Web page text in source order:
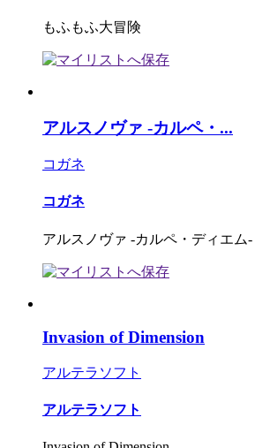
もふもふ大冒険
アルスノヴァ -カルペ・...
コガネ
コガネ
アルスノヴァ -カルペ・ディエム-
Invasion of Dimension
アルテラソフト
アルテラソフト